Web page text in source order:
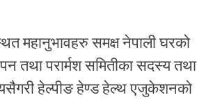
महानुभावहरु समक्ष नेपाली घरको
तथा परार्मश समितीका सदस्य तथा
हेल्पीङ हेण्ड हेल्थ एजुकेशनको